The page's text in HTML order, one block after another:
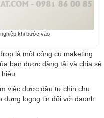
khi bước vào
là một công cụ maketing
bạn được đăng tải và chia sẻ
hiệu
việc được đầu tư chỉn chu
dựng logng tin đối với daonh